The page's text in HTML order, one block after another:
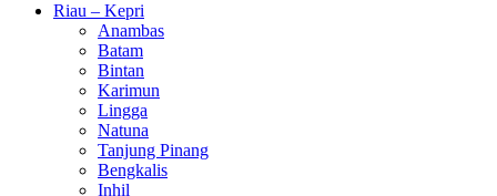
Riau – Kepri
Anambas
Batam
Bintan
Karimun
Lingga
Natuna
Tanjung Pinang
Bengkalis
Inhil